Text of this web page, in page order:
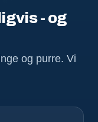
- og
og purre. Vi